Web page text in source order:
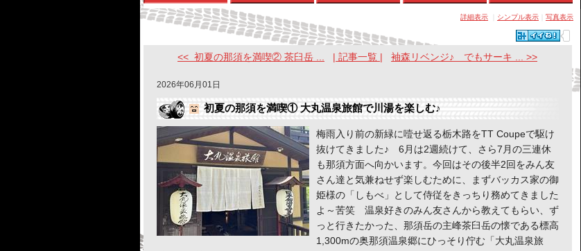
詳細表示 シンプル表示 写真表示
<< 初夏の那須を満喫② 茶臼岳 ... | 記事一覧 | 袖森リベンジ♪ でもサーキ ... >>
2026年06月01日
初夏の那須を満喫① 大丸温泉旅館で川湯を楽しむ♪
梅雨入り前の新緑に噎せ返る栃木路をTT Coupeで駆け
抜けてきました♪ 6月は2週続けて、さら7月の三連休
も那須方面へ向かいます。今回はその後半2回をみん友
さん達と気兼ねせず楽しむために、まずバッカス家の御
姫様の「しもべ」として侍従をきっちり務めてきました
よ～苦笑 温泉好きのみん友さんから教えてもらい、ず
っと行きたかった、那須岳の主峰茶臼岳の懐である標高
1,300mの奥那須温泉郷にひっそり佇む「大丸温泉旅